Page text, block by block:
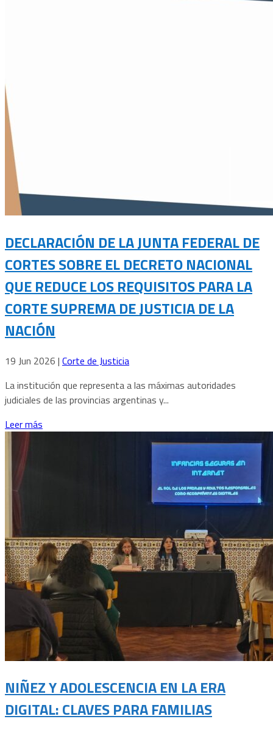
DECLARACIÓN DE LA JUNTA FEDERAL DE
CORTES SOBRE EL DECRETO NACIONAL
QUE REDUCE LOS REQUISITOS PARA LA
CORTE SUPREMA DE JUSTICIA DE LA
NACIÓN
19 Jun 2026 | Corte de Justicia
La institución que representa a las máximas autoridades
judiciales de las provincias argentinas y...
Leer más
NIÑEZ Y ADOLESCENCIA EN LA ERA
DIGITAL: CLAVES PARA FAMILIAS